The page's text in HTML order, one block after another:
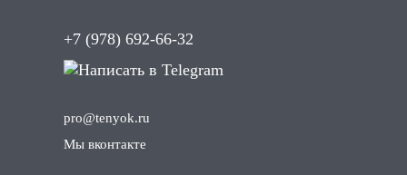
+7 (978) 692-66-32
pro@tenyok.ru
Мы вконтакте